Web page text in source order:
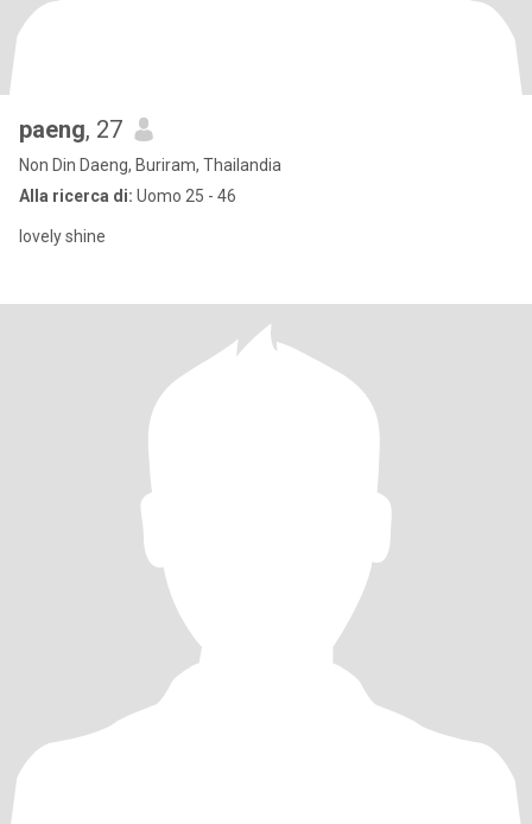
paeng, 27
Non Din Daeng, Buriram, Thailandia
Alla ricerca di: Uomo 25 - 46
lovely shine